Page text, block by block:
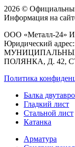
2026 ©
Информация на
ООО «Металл-24»
Юридический
ПОЛЯНКА, Д. 42,
Политика
Балка
Гладкий лист
Стальной лист
Катанка
Арматура